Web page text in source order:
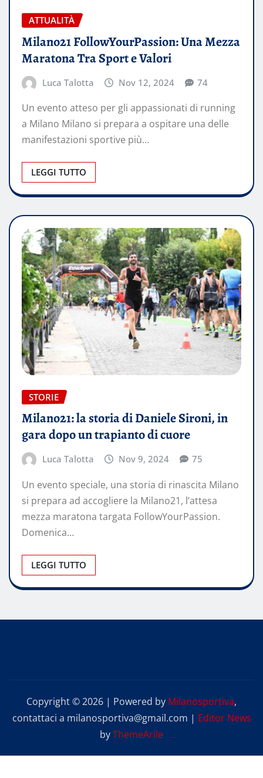
ATTUALITÀ
Milano21 FollowYourPassion: Una Mezza
Maratona Tra Sport e Valori
Luca Talotta Nov 12, 2024 74
Un evento atteso per gli appassionati di running
a Milano Milano si prepara a ospitare una delle
manifestazioni sportive più…
LEGGI TUTTO
STORIE
Milano21: la storia di Daniele Sironi, in
gara dopo un trapianto di cuore
Luca Talotta Nov 9, 2024 75
Un evento speciale, una storia di rinascita Milano
si prepara ad accogliere la Milano21, l’attesa
mezza maratona targata FollowYourPassion.
Domenica…
LEGGI TUTTO
Copyright © 2026 | Powered by Milanosportiva,
contattaci a milanosportiva@gmail.com | Editor News
byThemeArile